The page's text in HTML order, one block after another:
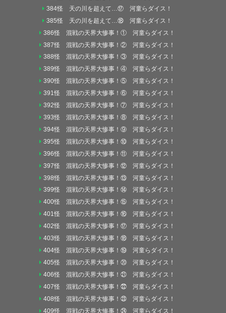
384怪 天の川を超えて…⑰ 河童らダイス！
385怪 天の川を超えて…⑱ 河童らダイス！
386怪 混戦の天界大惨事！① 河童らダイス！
387怪 混戦の天界大惨事！② 河童らダイス！
388怪 混戦の天界大惨事！③ 河童らダイス！
389怪 混戦の天界大惨事！④ 河童らダイス！
390怪 混戦の天界大惨事！⑤ 河童らダイス！
391怪 混戦の天界大惨事！⑥ 河童らダイス！
392怪 混戦の天界大惨事！⑦ 河童らダイス！
393怪 混戦の天界大惨事！⑧ 河童らダイス！
394怪 混戦の天界大惨事！⑨ 河童らダイス！
395怪 混戦の天界大惨事！⑩ 河童らダイス！
396怪 混戦の天界大惨事！⑪ 河童らダイス！
397怪 混戦の天界大惨事！⑫ 河童らダイス！
398怪 混戦の天界大惨事！⑬ 河童らダイス！
399怪 混戦の天界大惨事！⑭ 河童らダイス！
400怪 混戦の天界大惨事！⑮ 河童らダイス！
401怪 混戦の天界大惨事！⑯ 河童らダイス！
402怪 混戦の天界大惨事！⑰ 河童らダイス！
403怪 混戦の天界大惨事！⑱ 河童らダイス！
404怪 混戦の天界大惨事！⑲ 河童らダイス！
405怪 混戦の天界大惨事！⑳ 河童らダイス！
406怪 混戦の天界大惨事！㉑ 河童らダイス！
407怪 混戦の天界大惨事！㉒ 河童らダイス！
408怪 混戦の天界大惨事！㉓ 河童らダイス！
409怪 混戦の天界大惨事！㉔ 河童らダイス！